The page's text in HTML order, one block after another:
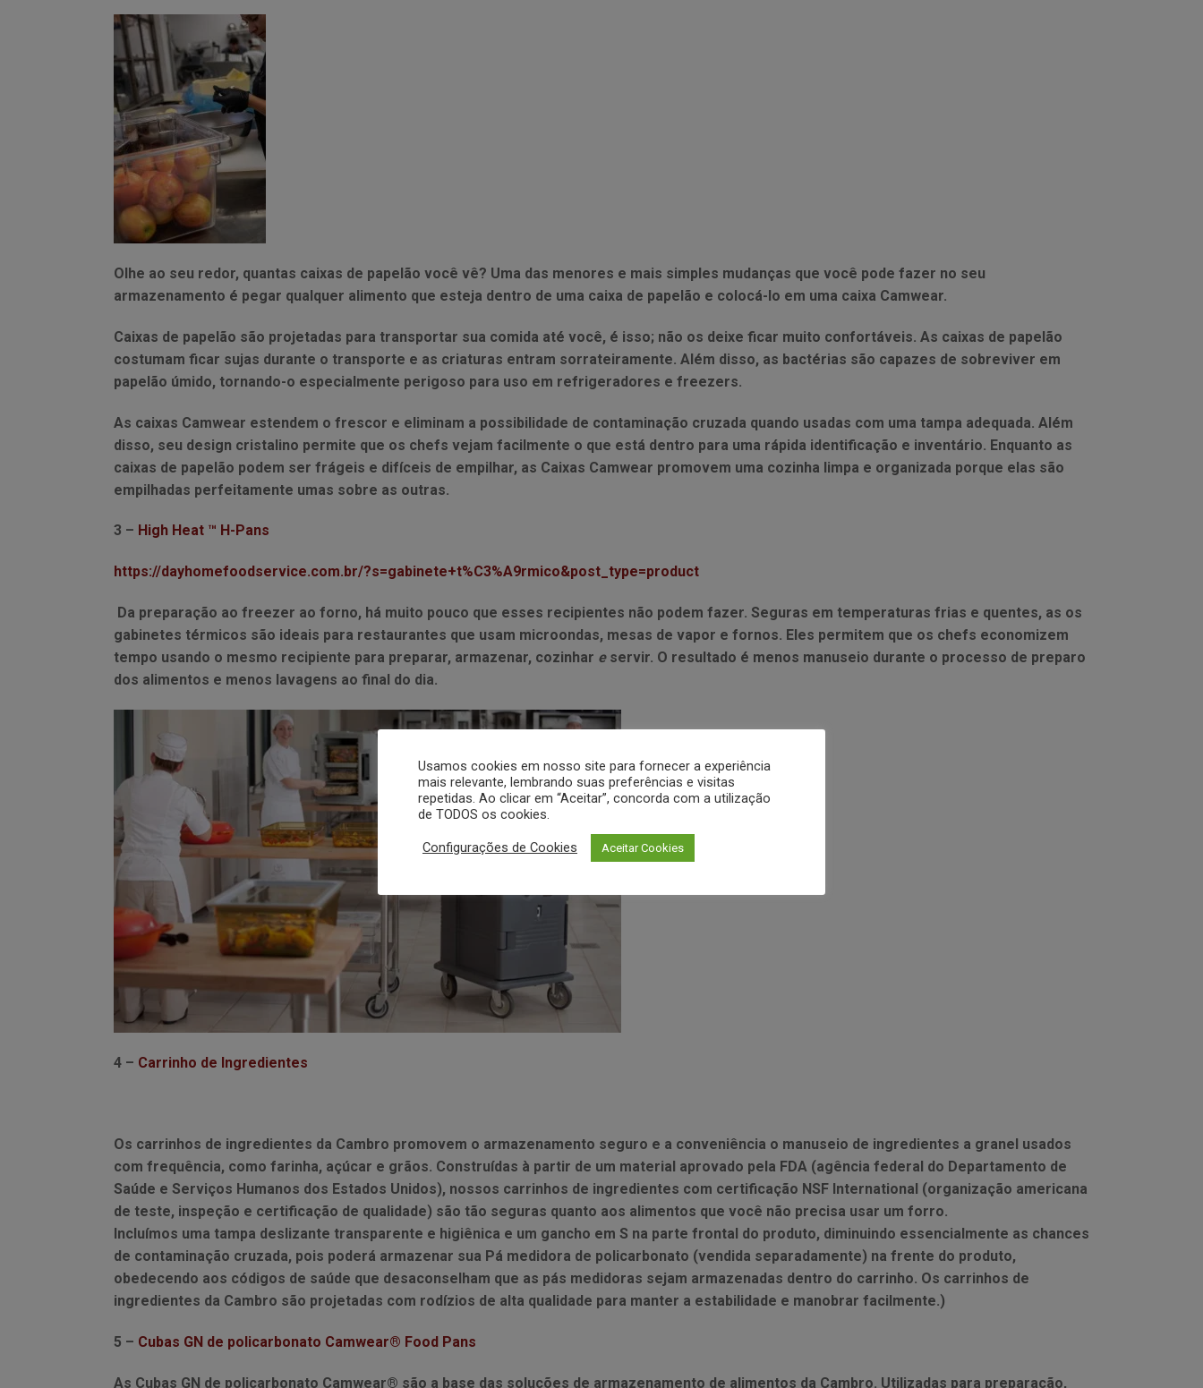
Olhe ao seu redor, quantas caixas de papelão você vê? Uma das menores e mais simples mudanças que você pode fazer no seu
armazenamento é pegar qualquer alimento que esteja dentro de uma caixa de papelão e colocá-lo em uma caixa Camwear.
Caixas de papelão são projetadas para transportar sua comida até você, é isso; não os deixe ficar muito confortáveis. As caixas de papelão
costumam ficar sujas durante o transporte e as criaturas entram sorrateiramente. Além disso, as bactérias são capazes de sobreviver em
papelão úmido, tornando-o especialmente perigoso para uso em refrigeradores e freezers.
As caixas Camwear estendem o frescor e eliminam a possibilidade de contaminação cruzada quando usadas com uma tampa adequada. Além
disso, seu design cristalino permite que os chefs vejam facilmente o que está dentro para uma rápida identificação e inventário. Enquanto as
caixas de papelão podem ser frágeis e difíceis de empilhar, as Caixas Camwear promovem uma cozinha limpa e organizada porque elas são
empilhadas perfeitamente umas sobre as outras.
3 – High Heat ™ H-Pans
https://dayhomefoodservice.com.br/?s=gabinete+t%C3%A9rmico&post_type=product
Da preparação ao freezer ao forno, há muito pouco que esses recipientes não podem fazer. Seguras em temperaturas frias e quentes, as os
gabinetes térmicos são ideais para restaurantes que usam microondas, mesas de vapor e fornos. Eles permitem que os chefs economizem
tempo usando o mesmo recipiente para preparar, armazenar, cozinhar eservir. O resultado é menos manuseio durante o processo de preparo
dos alimentos e menos lavagens ao final do dia.
4 – Carrinho de Ingredientes
Os carrinhos de ingredientes da Cambro promovem o armazenamento seguro e a conveniência o manuseio de ingredientes a granel usados
com frequência, como farinha, açúcar e grãos. Construídas à partir de um material aprovado pela FDA (agência federal do Departamento de
Saúde e Serviços Humanos dos Estados Unidos), nossos carrinhos de ingredientes com certificação NSF International (organização americana
de teste, inspeção e certificação de qualidade) são tão seguras quanto aos alimentos que você não precisa usar um forro.
Incluímos uma tampa deslizante transparente e higiênica e um gancho em S na parte frontal do produto, diminuindo essencialmente as chances
de contaminação cruzada, pois poderá armazenar sua Pá medidora de policarbonato (vendida separadamente) na frente do produto,
obedecendo aos códigos de saúde que desaconselham que as pás medidoras sejam armazenadas dentro do carrinho. Os carrinhos de
ingredientes da Cambro são projetadas com rodízios de alta qualidade para manter a estabilidade e manobrar facilmente.)
5 – Cubas GN de policarbonato Camwear® Food Pans
As Cubas GN de policarbonato Camwear® são a base das soluções de armazenamento de alimentos da Cambro. Utilizadas para preparação,
Usamos cookies em nosso site para fornecer a experiência
mais relevante, lembrando suas preferências e visitas
repetidas. Ao clicar em “Aceitar”, concorda com a utilização
de TODOS os cookies.
Configurações de Cookies Aceitar Cookies